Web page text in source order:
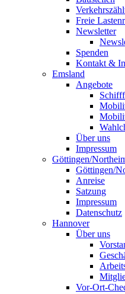
Freie
Newsletter
Spenden
Kontakt &
Emsland
Angebote
Über uns
Impressum
Göttingen/
Göttingen/
Anreise
Satzung
Impressum
Datenschutz
Hannover
Über uns
Vor-Ort-